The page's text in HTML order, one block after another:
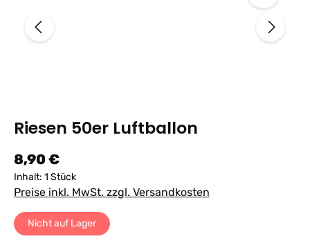
Riesen 50er Luftballon
Regulärer Preis:
8,90 €
Inhalt: 1 Stück
Preise inkl. MwSt. zzgl. Versandkosten
Nicht auf Lager